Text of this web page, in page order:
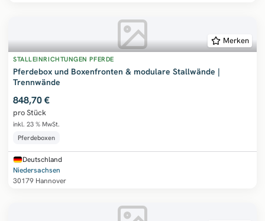
Merken
STALLEINRICHTUNGEN PFERDE
Pferdebox und Boxenfronten & modulare Stallwände |
Trennwände
848,70 €
pro Stück
inkl. 23 % MwSt.
Pferdeboxen
Deutschland
Niedersachsen
30179 Hannover